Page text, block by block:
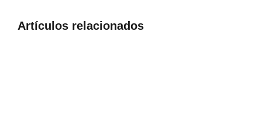
Artículos relacionados